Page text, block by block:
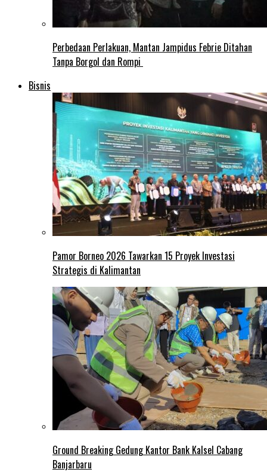
Perbedaan Perlakuan, Mantan Jampidus Febrie Ditahan
Tanpa Borgol dan Rompi
Bisnis
Pamor Borneo 2026 Tawarkan 15 Proyek Investasi
Strategis di Kalimantan
Ground Breaking Gedung Kantor Bank Kalsel Cabang
Banjarbaru